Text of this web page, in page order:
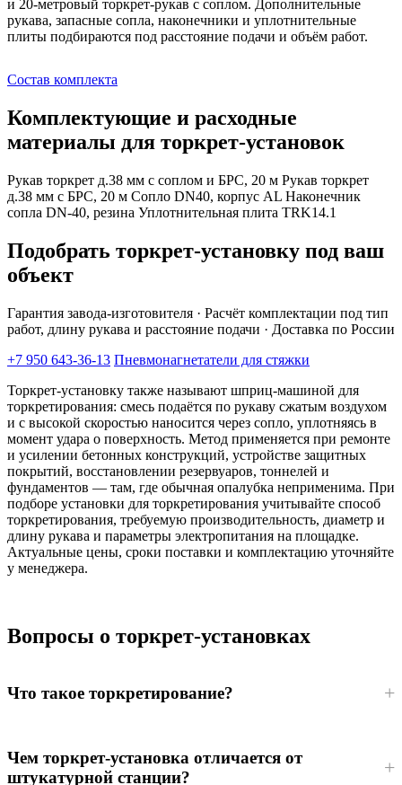
и 20-метровый торкрет-рукав с соплом. Дополнительные
рукава, запасные сопла, наконечники и уплотнительные
плиты подбираются под расстояние подачи и объём работ.
Состав комплекта
Комплектующие и расходные
материалы для торкрет-установок
Рукав торкрет д.38 мм с соплом и БРС, 20 м Рукав торкрет
д.38 мм с БРС, 20 м Сопло DN40, корпус AL Наконечник
сопла DN-40, резина Уплотнительная плита TRK14.1
Подобрать торкрет-установку под ваш
объект
Гарантия завода-изготовителя · Расчёт комплектации под тип
работ, длину рукава и расстояние подачи · Доставка по России
+7 950 643-36-13 Пневмонагнетатели для стяжки
Торкрет-установку также называют шприц-машиной для
торкретирования: смесь подаётся по рукаву сжатым воздухом
и с высокой скоростью наносится через сопло, уплотняясь в
момент удара о поверхность. Метод применяется при ремонте
и усилении бетонных конструкций, устройстве защитных
покрытий, восстановлении резервуаров, тоннелей и
фундаментов — там, где обычная опалубка неприменима. При
подборе установки для торкретирования учитывайте способ
торкретирования, требуемую производительность, диаметр и
длину рукава и параметры электропитания на площадке.
Актуальные цены, сроки поставки и комплектацию уточняйте
у менеджера.
Вопросы о торкрет-установках
Что такое торкретирование?
Чем торкрет-установка отличается от
штукатурной станции?